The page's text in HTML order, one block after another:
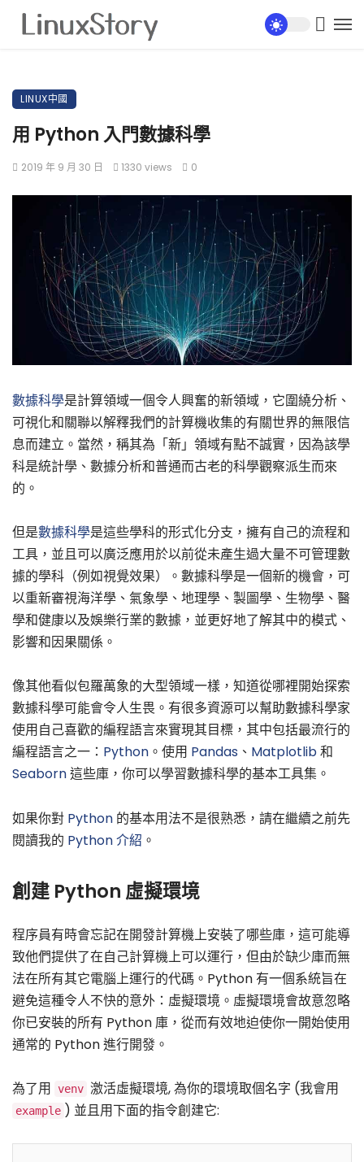
LINUX中國
用 Python 入門數據科學
2019 年 9 月 30 日 1330 views 0
數據科學是計算領域一個令人興奮的新領域，它圍繞分析、
可視化和關聯以解釋我們的計算機收集的有關世界的無限信
息而建立。當然，稱其為「新」領域有點不誠實，因為該學
科是統計學、數據分析和普通而古老的科學觀察派生而來
的。
但是數據科學是這些學科的形式化分支，擁有自己的流程和
工具，並且可以廣泛應用於以前從未產生過大量不可管理數
據的學科（例如視覺效果）。數據科學是一個新的機會，可
以重新審視海洋學、氣象學、地理學、製圖學、生物學、醫
學和健康以及娛樂行業的數據，並更好地了解其中的模式、
影響和因果關係。
像其他看似包羅萬象的大型領域一樣，知道從哪裡開始探索
數據科學可能會令人生畏。有很多資源可以幫助數據科學家
使用自己喜歡的編程語言來實現其目標，其中包括最流行的
編程語言之一： Python 。使用 Pandas 、 Matplotlib和
Seaborn這些庫，你可以學習數據科學的基本工具集。
如果你對 Python 的基本用法不是很熟悉，請在繼續之前先
閱讀我的 Python 介紹 。
創建 Python 虛擬環境
程序員有時會忘記在開發計算機上安裝了哪些庫，這可能導
致他們提供了在自己計算機上可以運行，但由於缺少庫而無
法在所有其它電腦上運行的代碼。Python 有一個系統旨在
避免這種令人不快的意外：虛擬環境。虛擬環境會故意忽略
你已安裝的所有 Python 庫，從而有效地迫使你一開始使用
通常的 Python 進行開發。
為了用 venv 激活虛擬環境, 為你的環境取個名字 (我會用
example ) 並且用下面的指令創建它: